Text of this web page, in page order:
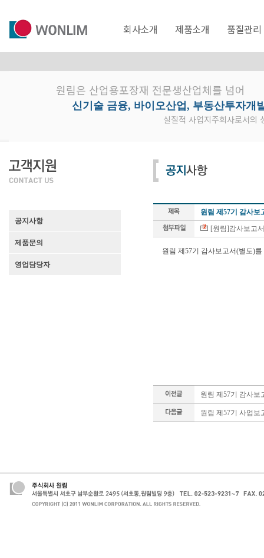
회사소개 제품소개 품질관리
원림은 산업용포장재 전문생산업체를 넘어
신기술 금융, 바이오산업, 부동산투자개
실질적 사업지주회사로서의
공지사항
제품문의
영업담당자
원림 제57기 감사보
[원림]감사보고
원림 제57기 감사보고서(별도)
원림 제57기 감사보
원림 제57기 사업보